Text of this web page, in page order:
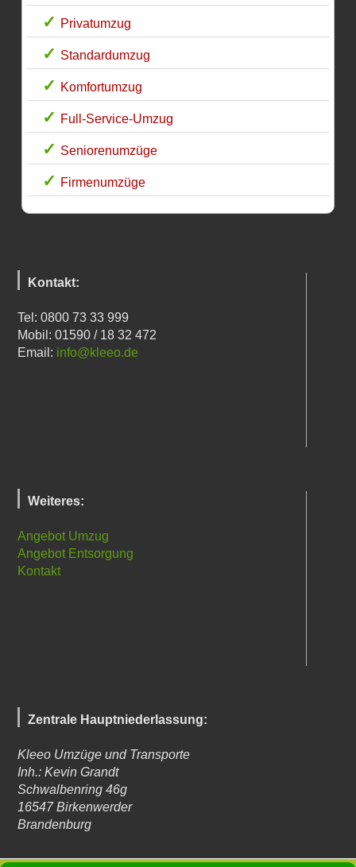
Privatumzug
Standardumzug
Komfortumzug
Full-Service-Umzug
Seniorenumzüge
Firmenumzüge
Kontakt:
Tel: 0800 73 33 999
Mobil: 01590 / 18 32 472
Email: info@kleeo.de
Weiteres:
Angebot Umzug
Angebot Entsorgung
Kontakt
Zentrale Hauptniederlassung:
Kleeo Umzüge und Transporte
Inh.: Kevin Grandt
Schwalbenring 46g
16547 Birkenwerder
Brandenburg